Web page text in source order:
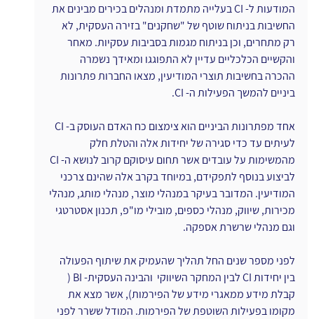
המודעות ל- CI בעלייה מתמדת ומנהלים בכירים מבינים את
החשיבות בניתוח שוטף של "שחקנים" בזירה העסקית, לא
רק מתחרים, וכן בניתוח מגמות בסביבות עסקיות. מאחר
והקשיים הכלכליים עדיין לא התפוגגו ומאידך נשמרה
ההכרה בחשיבות תוצרי המודיעין, מצאו החברות פתרונות
ביניים להמשך הפעילות ה- CI.
אחד מפתרונות הביניים הוא צימצום כח האדם העוסק ב- CI
לעיתים עד כדי סגירה של יחידות אלה והטלת חלק
מהמשימות על עובדים אשר תחום עיסוקם קרוב לנושא ה- CI
לביצוע בנוסף לתפקידם, במיוחד בקרב אלה שהינם צרכני
המודיעין. המדובר בעיקר במנהלי מוצר, מנהלי מותג, מנהלי
מכירות, שיווק, מנהלי כספים, מובילי מו"פ, תכנון אסטרטגי
וגם מנהלי שרשרת אספקה.
לפני מספר שנים החל תהליך שהעמיק את שיתוף הפעולה
בין יחידות CI לבין המחקר השיווקי  והבינה העסקית- BI (
קבלת מידע ממאגרי מידע של הפירמות), אשר מצא את
מקומו בפעילות השוטפת של הפירמות. המודל ששרר לפני